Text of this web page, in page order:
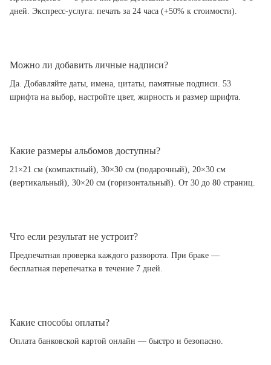
дней. Экспресс-услуга: печать за 24 часа (+50% к стоимости).
Можно ли добавить личные надписи?
Да. Добавляйте даты, имена, цитаты, памятные подписи. 53
шрифта на выбор, настройте цвет, жирность и размер шрифта.
Какие размеры альбомов доступны?
21×21 см (компактный), 30×30 см (подарочный), 20×30 см
(вертикальный), 30×20 см (горизонтальный). От 30 до 80 страниц.
Что если результат не устроит?
Предпечатная проверка каждого разворота. При браке —
бесплатная перепечатка в течение 7 дней.
Какие способы оплаты?
Оплата банковской картой онлайн — быстро и безопасно.